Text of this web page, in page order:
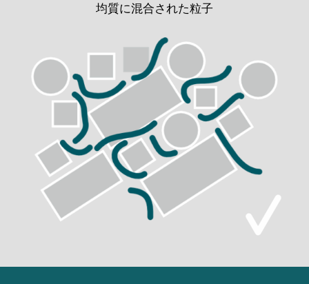
均質に混合された粒子